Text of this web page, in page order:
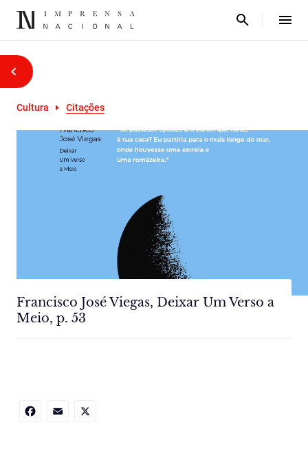
Cultura Citações
Francisco José Viegas, Deixar Um Verso a
Meio, p. 53